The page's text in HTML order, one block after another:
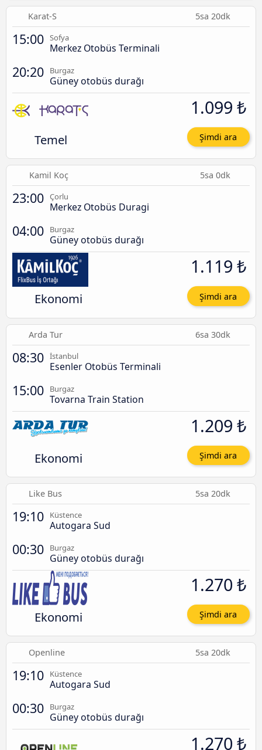
Karat-S 5sa 20dk
15:00 Sofya
Merkez Otobüs Terminali
20:20 Burgaz
Güney otobüs durağı
Temel
1.099 ₺
Şimdi ara
Kamil Koç 5sa 0dk
23:00 Çorlu
Merkez Otobüs Duragi
04:00 Burgaz
Güney otobüs durağı
Ekonomi
1.119 ₺
Şimdi ara
Arda Tur 6sa 30dk
08:30 İstanbul
Esenler Otobüs Terminali
15:00 Burgaz
Tovarna Train Station
Ekonomi
1.209 ₺
Şimdi ara
Like Bus 5sa 20dk
19:10 Küstence
Autogara Sud
00:30 Burgaz
Güney otobüs durağı
Ekonomi
1.270 ₺
Şimdi ara
Openline 5sa 20dk
19:10 Küstence
Autogara Sud
00:30 Burgaz
Güney otobüs durağı
1.270 ₺